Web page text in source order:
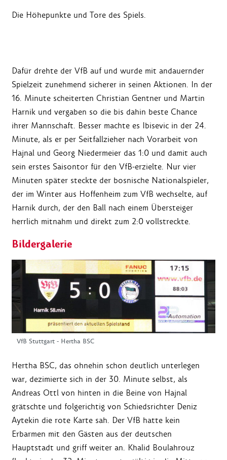
Die Höhepunkte und Tore des Spiels.
Dafür drehte der VfB auf und wurde mit andauernder
Spielzeit zunehmend sicherer in seinen Aktionen. In der
16. Minute scheiterten Christian Gentner und Martin
Harnik und vergaben so die bis dahin beste Chance
ihrer Mannschaft. Besser machte es Ibisevic in der 24.
Minute, als er per Seitfallzieher nach Vorarbeit von
Hajnal und Georg Niedermeier das 1:0 und damit auch
sein erstes Saisontor für den VfB-erzielte. Nur vier
Minuten später steckte der bosnische Nationalspieler,
der im Winter aus Hoffenheim zum VfB wechselte, auf
Harnik durch, der den Ball nach einem Übersteiger
herrlich mitnahm und direkt zum 2:0 vollstreckte.
Bildergalerie
VfB Stuttgart - Hertha BSC
Hertha BSC, das ohnehin schon deutlich unterlegen
war, dezimierte sich in der 30. Minute selbst, als
Andreas Ottl von hinten in die Beine von Hajnal
grätschte und folgerichtig von Schiedsrichter Deniz
Aytekin die rote Karte sah. Der VfB hatte kein
Erbarmen mit den Gästen aus der deutschen
Hauptstadt und griff weiter an. Khalid Boulahrouz